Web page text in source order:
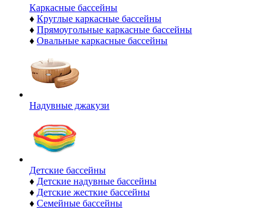
Каркасные бассейны
♦ Круглые каркасные бассейны
♦ Прямоугольные каркасные бассейны
♦ Овальные каркасные бассейны
Надувные джакузи
Детские бассейны
♦ Детские надувные бассейны
♦ Детские жесткие бассейны
♦ Семейные бассейны